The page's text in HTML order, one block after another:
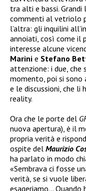
tra alti e bassi.
commenti al vetriolo
l’altra: gli inquilini
annoiati, così come il
interesse alcune
Marini e Stefano
attenzione: i due, che
momento, poi si sono
e le discussioni, che li
reality.
Ora che le porte del
nuova apertura), è il
propria verità e
ospite del Maurizio
ha parlato in modo
«Sembrava ci fosse
verità, se si vuole
esageriamo… Quando